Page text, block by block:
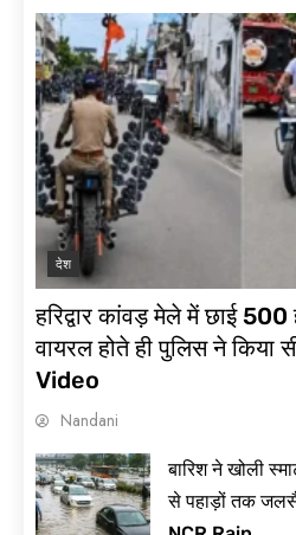
देश
हरिद्वार कांवड़ मेले में छाई 500
वायरल होते ही पुलिस ने
Video
Nandani
बारिश ने खोली
से पहाड़ों तक